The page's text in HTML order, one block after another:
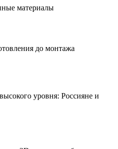
материалы
до монтажа
уровня: Россияне и